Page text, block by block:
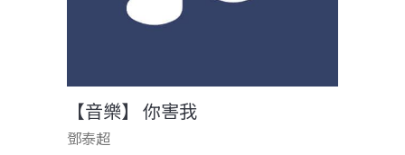
【音樂】 你害我
鄧泰超